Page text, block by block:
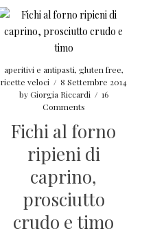
aperitivi e antipasti, gluten free,
ricette veloci / 8 Settembre 2014
byGiorgia Riccardi / 16
Comments
Fichi al forno
ripieni di
caprino,
prosciutto
crudo e timo